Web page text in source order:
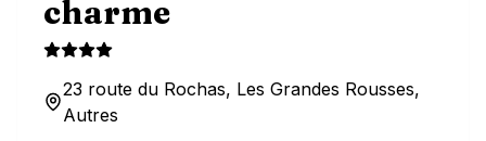
charme
23 route du Rochas, Les Grandes Rousses,
Autres